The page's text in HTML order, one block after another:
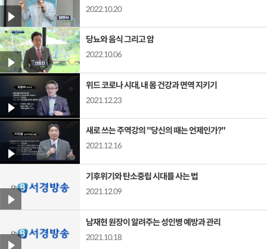
2022.10.20
당뇨와 음식 그리고 암
2022.10.06
위드 코로나 시대, 내 몸 건강과 면역 지키기
2021.12.23
새로 쓰는 주역강의 "당신의 때는 언제인가?"
2021.12.16
기후위기와 탄소중립 시대를 사는 법
2021.12.09
남재현 원장이 알려주는 성인병 예방과 관리
2021.10.18